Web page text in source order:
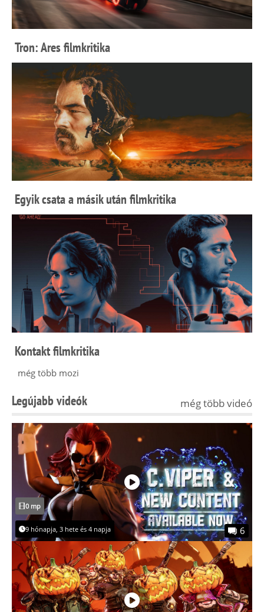
Tron: Ares filmkritika
Egyik csata a másik után filmkritika
Kontakt filmkritika
még több mozi
Legújabb videók még több videó
0 mp
9 hónapja, 3 hete és 4 napja 6